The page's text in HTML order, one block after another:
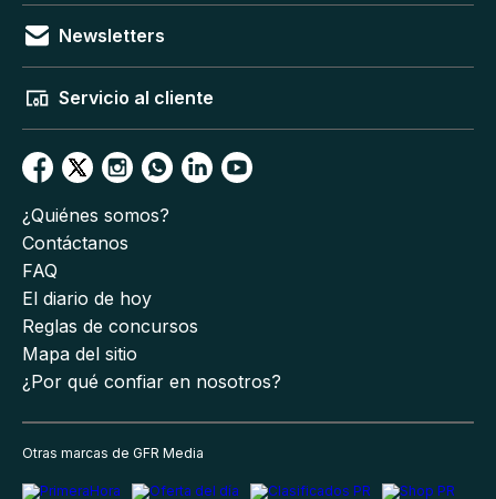
Newsletters
Servicio al cliente
¿Quiénes somos?
Contáctanos
FAQ
El diario de hoy
Reglas de concursos
Mapa del sitio
¿Por qué confiar en nosotros?
Otras marcas de GFR Media